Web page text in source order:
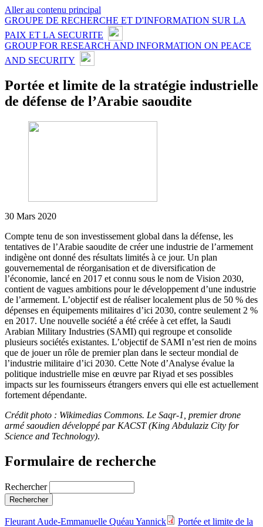
Aller au contenu principal
GROUPE DE RECHERCHE ET D'INFORMATION SUR LA
PAIX ET LA SECURITE
GROUP FOR RESEARCH AND INFORMATION ON PEACE
AND SECURITY
Portée et limite de la stratégie industrielle
de défense de l’Arabie saoudite
30 Mars 2020
Compte tenu de son investissement global dans la défense, les
tentatives de l’Arabie saoudite de créer une industrie de l’armement
indigène ont donné des résultats limités à ce jour. Un plan
gouvernemental de réorganisation et de diversification de
l’économie, lancé en 2017 et connu sous le nom de Vision 2030,
contient de vagues ambitions pour le développement d’une industrie
de l’armement. L’objectif est de réaliser localement plus de 50 % des
dépenses en équipements militaires d’ici 2030, contre seulement 2 %
en 2017. Une nouvelle société a été créée à cet effet, la Saudi
Arabian Military Industries (SAMI) qui regroupe et consolide
plusieurs sociétés existantes. L’objectif de SAMI n’est rien de moins
que de jouer un rôle de premier plan dans le secteur mondial de
l’industrie militaire d’ici 2030. Cette Note d’Analyse évalue la
politique industrielle mise en œuvre par Riyad et ses possibles
impacts sur les fournisseurs étrangers envers qui elle est actuellement
fortement dépendante.
Crédit photo : Wikimedias Commons. Le Saqr-1, premier drone
armé saoudien développé par KACST (King Abdulaziz City for
Science and Technology).
Formulaire de recherche
Rechercher
Fleurant Aude-Emmanuelle Quéau Yannick
Portée et limite de la